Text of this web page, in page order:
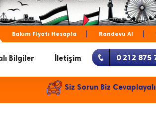
Bakım Fiyatı Hesapla Randevu Al
Bilgiler İletişim 0 212 875
Siz Sorun Biz